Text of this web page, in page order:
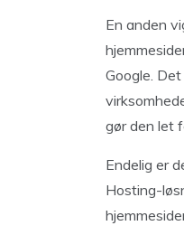
En anden
Google.
gør den let
Endelig er
Hosting-